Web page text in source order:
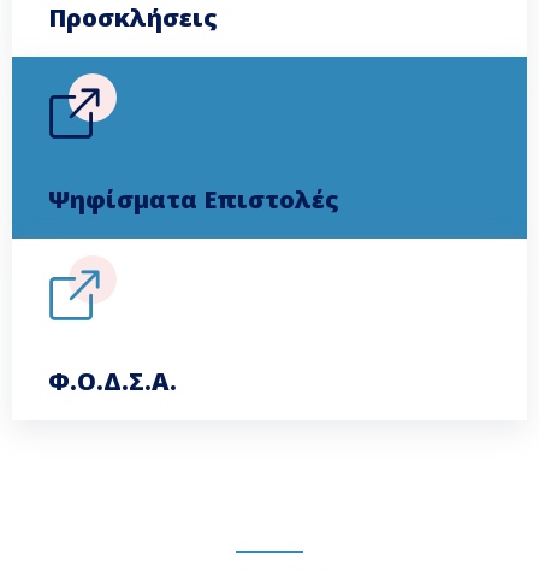
Προσκλήσεις
Ψηφίσματα Επιστολές
Φ.Ο.Δ.Σ.Α.